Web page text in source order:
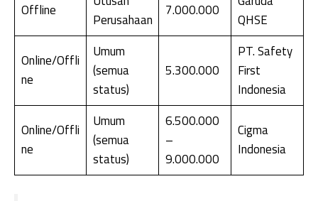
Offline
Perusahaan
7.000.000
QHSE
Online/Offli
ne
Umum
(semua
status)
5.300.000
PT. Safety
First
Indonesia
Online/Offli
ne
Umum
(semua
status)
6.500.000
–
9.000.000
Cigma
Indonesia